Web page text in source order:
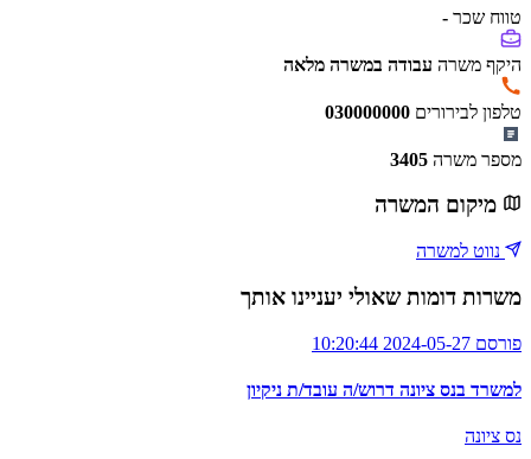
טווח שכר -
היקף משרה עבודה במשרה מלאה
טלפון לבירורים 030000000
מספר משרה 3405
מיקום המשרה
נווט למשרה
משרות דומות שאולי יעניינו אותך
פורסם 2024-05-27 10:20:44
למשרד בנס ציונה דרוש/ה עובד/ת ניקיון
נס ציונה